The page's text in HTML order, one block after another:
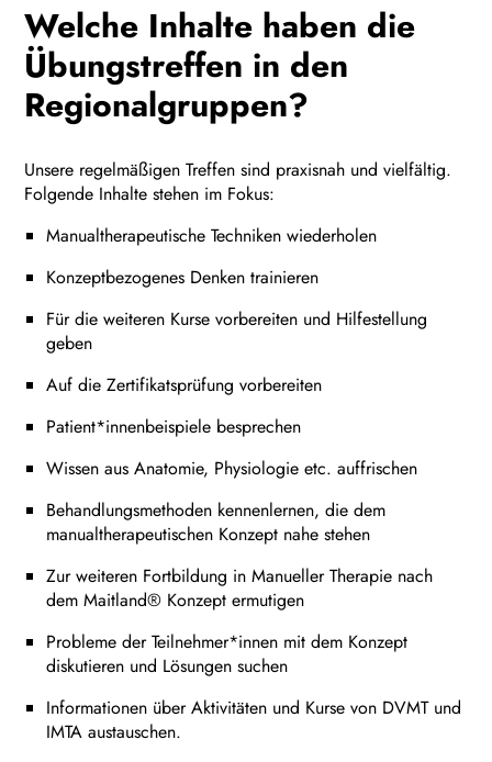
Welche Inhalte haben die
Übungstreffen in den
Regionalgruppen?
Unsere regelmäßigen Treffen sind praxisnah und vielfältig.
Folgende Inhalte stehen im Fokus:
Manualtherapeutische Techniken wiederholen
Konzeptbezogenes Denken trainieren
Für die weiteren Kurse vorbereiten und Hilfestellung
geben
Auf die Zertifikatsprüfung vorbereiten
Patient*innenbeispiele besprechen
Wissen aus Anatomie, Physiologie etc. auffrischen
Behandlungsmethoden kennenlernen, die dem
manualtherapeutischen Konzept nahe stehen
Zur weiteren Fortbildung in Manueller Therapie nach
dem Maitland® Konzept ermutigen
Probleme der Teilnehmer*innen mit dem Konzept
diskutieren und Lösungen suchen
Informationen über Aktivitäten und Kurse von DVMT und
IMTA austauschen.